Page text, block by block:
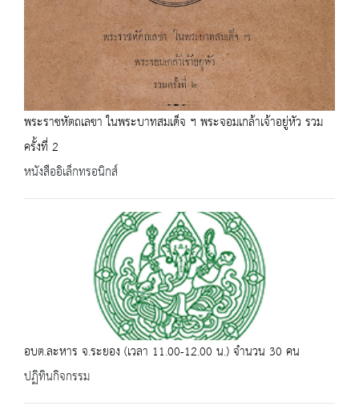
พระราชหัตถเลขา ในพระบาทสมเด็จ ฯ พระจอมเกล้าเจ้าอยู่หัว รวม
ครั้งที่ 2
หนังสืออิเล็กทรอนิกส์
อบต.ละหาร จ.ระยอง (เวลา 11.00-12.00 น.) จำนวน 30 คน
ปฏิทินกิจกรรม